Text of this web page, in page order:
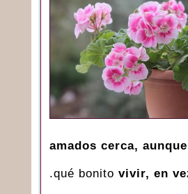
amados cerca,
.qué bonito vivir, en